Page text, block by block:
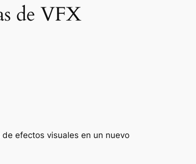
de VFX
efectos visuales en un nuevo